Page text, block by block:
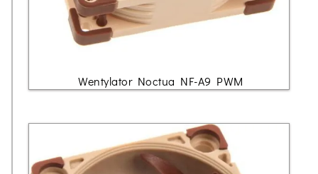
Wentylator Noctua NF-A9 PWM